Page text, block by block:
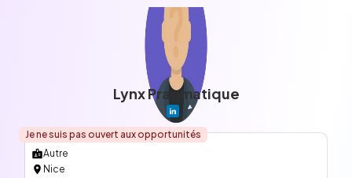
Lynx Pragmatique
Je ne suis pas ouvert aux opportunités
Autre
Nice